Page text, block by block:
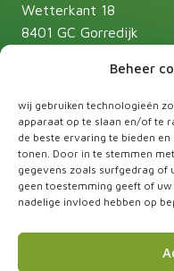
Beheer
wij gebruiken technologieën
apparaat op te slaan en/of te
de beste ervaring te bieden
tonen. Door in te stemmen
gegevens zoals surfgedrag of
geen toestemming geeft of
nadelige invloed hebben op
Wetterkant 18
8401 GC Gorredijk
Andries Huisman:06-
info@farmin.nl
Volg ons
Partner